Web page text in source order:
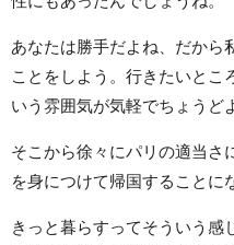
あなたは勝手だよね、だから
ことをしよう。行きたいとこ
いう雰囲気が気軽でちょうど
そこから徐々にパリの適当さ
を身につけて帰国することに
きっと暮らすってそういう感